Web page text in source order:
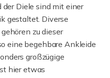
Diele sind mit einer
gestaltet. Diverse
zu dieser
eine begehbare Ankleide
großzügige
hier etwas